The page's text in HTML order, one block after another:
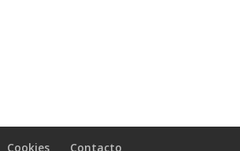
Cookies Contacto